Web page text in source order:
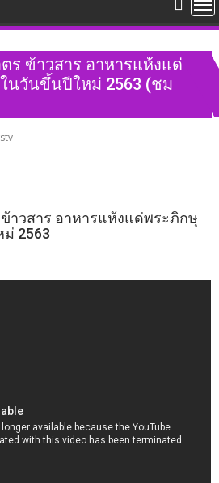
ข้าวสาร อาหารแห้งแด่
นวันขึ้นปีใหม่ 2563 (ชม
าวสาร อาหารแห้งแด่พระภิกษุ
2563